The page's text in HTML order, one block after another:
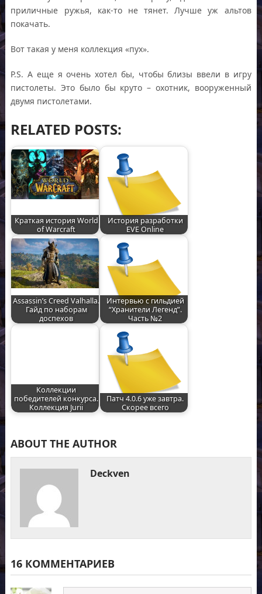
приличные ружья, как-то не тянет. Лучше уж альтов
покачать.
Вот такая у меня коллекция «пух».
P.S. А еще я очень хотел бы, чтобы близы ввели в игру
пистолеты. Это было бы круто – охотник, вооруженный
двумя пистолетами.
RELATED POSTS:
Краткая история World
of Warcraft
История разработки
EVE Online
Assassin’s Creed Valhalla.
Гайд по наборам
доспехов
Интервью с гильдией
“Хранители Легенд”.
Часть №2
Коллекции
победителей конкурса.
Коллекция Jurii
Патч 4.0.6 уже завтра.
Скорее всего
ABOUT THE AUTHOR
Deckven
16 КОММЕНТАРИЕВ